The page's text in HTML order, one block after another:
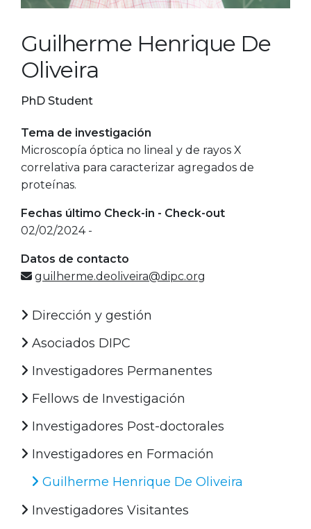
Guilherme Henrique De
Oliveira
PhD Student
Tema de investigación
Microscopía óptica no lineal y de rayos X
correlativa para caracterizar agregados de
proteínas.
Fechas último Check-in - Check-out
02/02/2024 -
Datos de contacto
guilherme.deoliveira@dipc.org
Dirección y gestión
Asociados DIPC
Investigadores Permanentes
Fellows de Investigación
Investigadores Post-doctorales
Investigadores en Formación
Guilherme Henrique De Oliveira
Investigadores Visitantes